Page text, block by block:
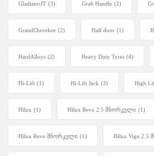
GladiatorJT (3) Grab Handle (2)
GrandCherokee (2) Half door (1)
HardAlloys (2) Heavy Duty Tyres (4)
Hi-Lift (1) Hi-Lift Jack (3) High
Hilux (1) Hilux Revo 2.5 შნორკელი (1)
Hilux Revo შნორკელი (1) Hilux Vigo 2.5